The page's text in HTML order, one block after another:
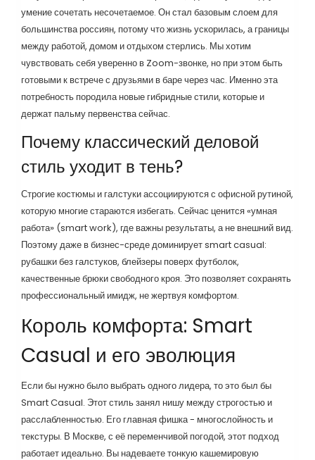
умение сочетать несочетаемое. Он стал базовым слоем для
большинства россиян, потому что жизнь ускорилась, а границы
между работой, домом и отдыхом стерлись. Мы хотим
чувствовать себя уверенно в Zoom-звонке, но при этом быть
готовыми к встрече с друзьями в баре через час. Именно эта
потребность породила новые гибридные стили, которые и
держат пальму первенства сейчас.
Почему классический деловой
стиль уходит в тень?
Строгие костюмы и галстуки ассоциируются с офисной рутиной,
которую многие стараются избегать. Сейчас ценится «умная
работа» (smart work), где важны результаты, а не внешний вид.
Поэтому даже в бизнес-среде доминирует smart casual:
рубашки без галстуков, блейзеры поверх футболок,
качественные брюки свободного кроя. Это позволяет сохранять
профессиональный имидж, не жертвуя комфортом.
Король комфорта: Smart
Casual и его эволюция
Если бы нужно было выбрать одного лидера, то это был бы
Smart Casual. Этот стиль занял нишу между строгостью и
расслабленностью. Его главная фишка - многослойность и
текстуры. В Москве, с её переменчивой погодой, этот подход
работает идеально. Вы надеваете тонкую кашемировую